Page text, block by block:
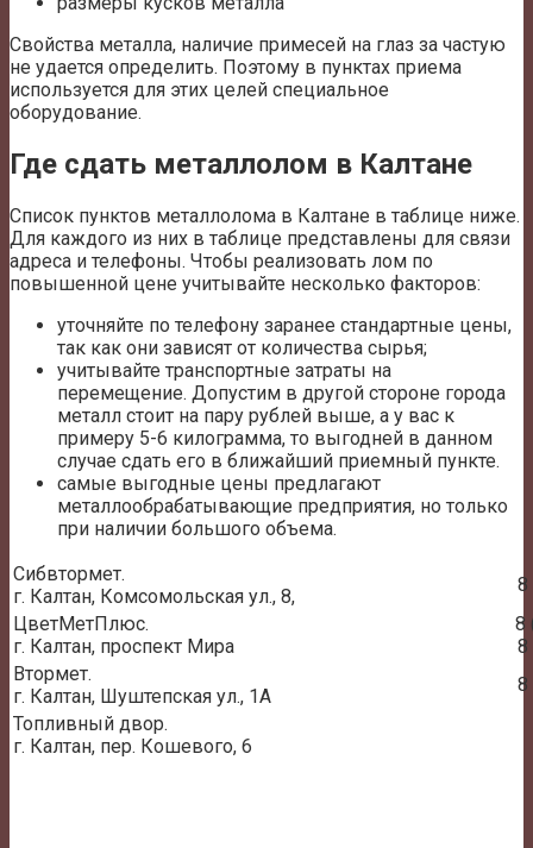
Свойства металла, наличие примесей на глаз за частую
не удается определить. Поэтому в пунктах приема
используется для этих целей специальное
оборудование.
Где сдать металлолом в Калтане
Список пунктов металлолома в Калтане в таблице ниже.
Для каждого из них в таблице представлены для связи
адреса и телефоны. Чтобы реализовать лом по
повышенной цене учитывайте несколько факторов:
уточняйте по телефону заранее стандартные цены,
так как они зависят от количества сырья;
учитывайте транспортные затраты на
перемещение. Допустим в другой стороне города
металл стоит на пару рублей выше, а у вас к
примеру 5-6 килограмма, то выгодней в данном
случае сдать его в ближайший приемный пункте.
самые выгодные цены предлагают
металлообрабатывающие предприятия, но только
при наличии большого объема.
Сибвтормет.
г. Калтан, Комсомольская ул., 8,
8
ЦветМетПлюс.
г. Калтан, проспект Мира
8
8
Втормет.
г. Калтан, Шуштепская ул., 1А
8
Топливный двор.
г. Калтан, пер. Кошевого, 6